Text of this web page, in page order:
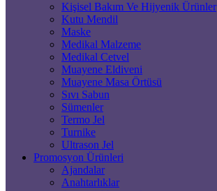
Kişisel Bakım Ve Hijyenik Ürünler
Kutu Mendil
Maske
Medikal Malzeme
Medikal Cetvel
Muayene Eldiveni
Muayene Masa Örtüsü
Sıvı Sabun
Sümenler
Termo Jel
Turnike
Ultrason Jel
Promosyon Ürünleri
Ajandalar
Anahtarlıklar